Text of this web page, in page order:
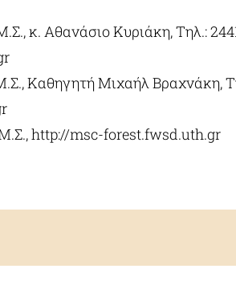
κ. Αθανάσιο Κυριάκη, Τηλ.:
Καθηγητή Μιχαήλ Βραχνάκη,
http://msc-forest.fwsd.uth.gr